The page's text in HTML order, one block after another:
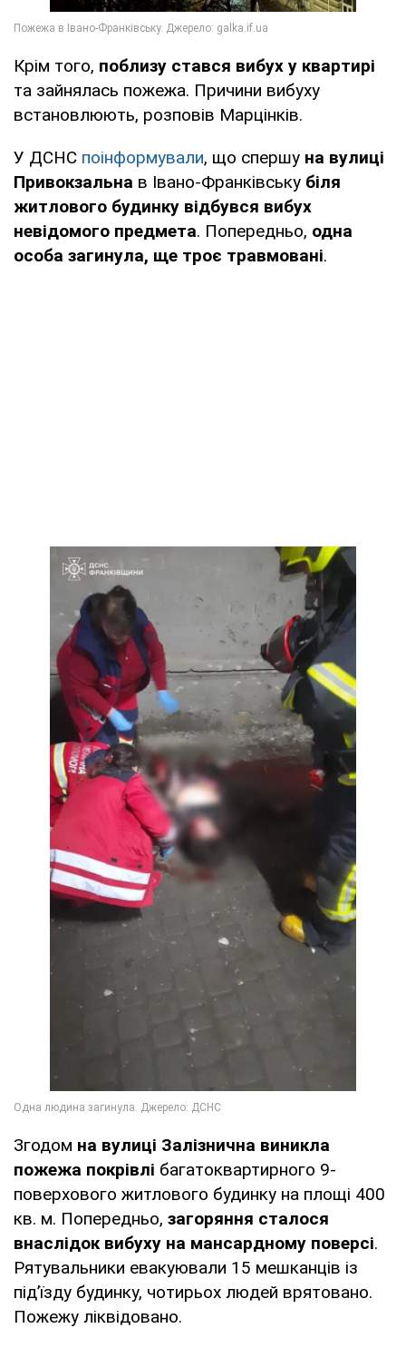
Крім того, поблизу стався вибух у квартирі
та зайнялась пожежа. Причини вибуху
встановлюють, розповів Марцінків.
У ДСНС поінформували, що спершу на вулиці
Привокзальна в Івано-Франківську біля
житлового будинку відбувся вибух
невідомого предмета. Попередньо, одна
особа загинула, ще троє травмовані.
Згодом на вулиці Залізнична виникла
пожежа покрівлі багатоквартирного 9-
поверхового житлового будинку на площі 400
кв. м. Попередньо, загоряння сталося
внаслідок вибуху на мансардному поверсі.
Рятувальники евакуювали 15 мешканців із
під’їзду будинку, чотирьох людей врятовано.
Пожежу ліквідовано.